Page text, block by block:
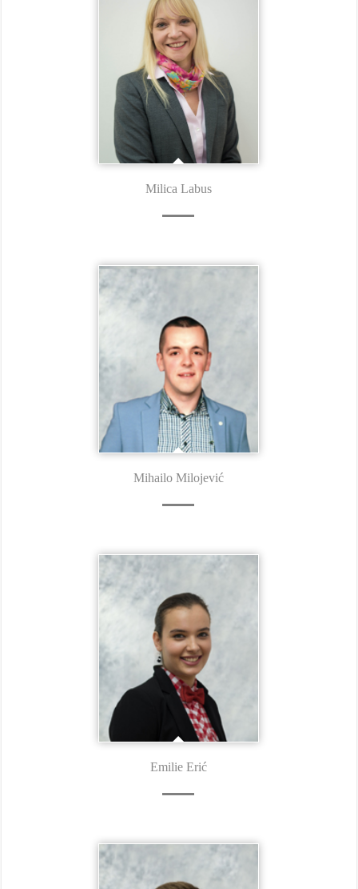
Milica Labus
Mihailo Milojević
Emilie Erić